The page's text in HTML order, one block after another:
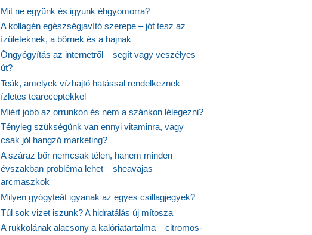
Mit ne együnk és igyunk éhgyomorra?
A kollagén egészségjavító szerepe – jót tesz az
ízületeknek, a bőrnek és a hajnak
Öngyógyítás az internetről – segít vagy veszélyes
út?
Teák, amelyek vízhajtó hatással rendelkeznek –
ízletes teareceptekkel
Miért jobb az orrunkon és nem a szánkon lélegezni?
Tényleg szükségünk van ennyi vitaminra, vagy
csak jól hangzó marketing?
A száraz bőr nemcsak télen, hanem minden
évszakban probléma lehet – sheavajas
arcmaszkok
Milyen gyógyteát igyanak az egyes csillagjegyek?
Túl sok vizet iszunk? A hidratálás új mítosza
A rukkolának alacsony a kalóriatartalma – citromos-